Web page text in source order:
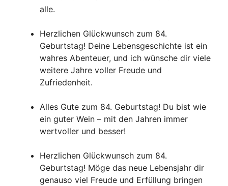
alle.
Herzlichen Glückwunsch zum 84.
Geburtstag! Deine Lebensgeschichte ist ein
wahres Abenteuer, und ich wünsche dir viele
weitere Jahre voller Freude und
Zufriedenheit.
Alles Gute zum 84. Geburtstag! Du bist wie
ein guter Wein – mit den Jahren immer
wertvoller und besser!
Herzlichen Glückwunsch zum 84.
Geburtstag! Möge das neue Lebensjahr dir
genauso viel Freude und Erfüllung bringen